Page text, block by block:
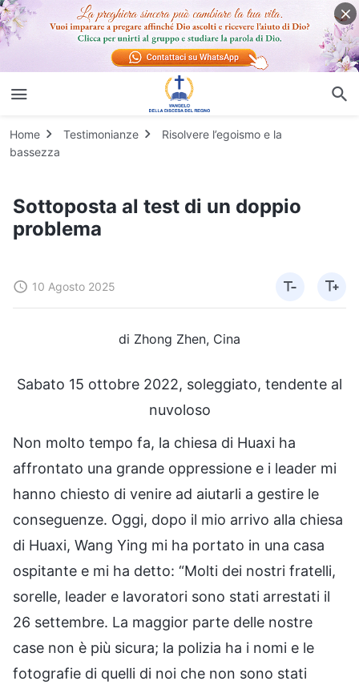
Home Testimonianze
Risolvere l’egoismo e la
bassezza
Sottoposta al test di un doppio
problema
10 Agosto 2025
di Zhong Zhen, Cina
Sabato 15 ottobre 2022, soleggiato, tendente al
nuvoloso
Non molto tempo fa, la chiesa di Huaxi ha
affrontato una grande oppressione e i leader mi
hanno chiesto di venire ad aiutarli a gestire le
conseguenze. Oggi, dopo il mio arrivo alla chiesa
di Huaxi, Wang Ying mi ha portato in una casa
ospitante e mi ha detto: “Molti dei nostri fratelli,
sorelle, leader e lavoratori sono stati arrestati il
26 settembre. La maggior parte delle nostre
case non è più sicura; la polizia ha i nomi e le
fotografie di quelli di noi che non sono stati